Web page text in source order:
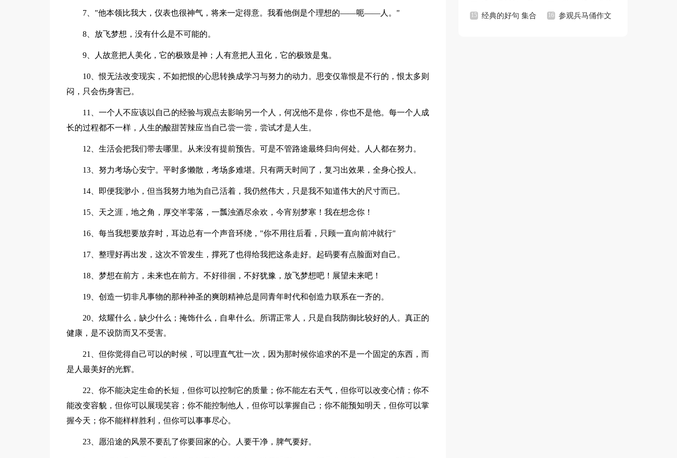
7、"他本领比我大，仪表也很神气，将来一定得意。我看他倒是个理想的——呃——人。"
8、放飞梦想，没有什么是不可能的。
9、人故意把人美化，它的极致是神；人有意把人丑化，它的极致是鬼。
10、恨无法改变现实，不如把恨的心思转换成学习与努力的动力。思变仅靠恨是不行的，恨太多则
闷，只会伤身害已。
11、一个人不应该以自己的经验与观点去影响另一个人，何况他不是你，你也不是他。每一个人成
长的过程都不一样，人生的酸甜苦辣应当自己尝一尝，尝试才是人生。
12、生活会把我们带去哪里。从来没有提前预告。可是不管路途最终归向何处。人人都在努力。
13、努力考场心安宁。平时多懒散，考场多难堪。只有两天时间了，复习出效果，全身心投人。
14、即便我渺小，但当我努力地为自己活着，我仍然伟大，只是我不知道伟大的尺寸而已。
15、天之涯，地之角，厚交半零落，一瓢浊酒尽余欢，今宵别梦寒！我在想念你！
16、每当我想要放弃时，耳边总有一个声音环绕，"你不用往后看，只顾一直向前冲就行"
17、整理好再出发，这次不管发生，撑死了也得给我把这条走好。起码要有点脸面对自己。
18、梦想在前方，未来也在前方。不好徘徊，不好犹豫，放飞梦想吧！展望未来吧！
19、创造一切非凡事物的那种神圣的爽朗精神总是同青年时代和创造力联系在一齐的。
20、炫耀什么，缺少什么；掩饰什么，自卑什么。所谓正常人，只是自我防御比较好的人。真正的
健康，是不设防而又不受害。
21、但你觉得自己可以的时候，可以理直气壮一次，因为那时候你追求的不是一个固定的东西，而
是人最美好的光辉。
22、你不能决定生命的长短，但你可以控制它的质量；你不能左右天气，但你可以改变心情；你不
能改变容貌，但你可以展现笑容；你不能控制他人，但你可以掌握自己；你不能预知明天，但你可以掌
握今天；你不能样样胜利，但你可以事事尽心。
23、愿沿途的风景不要乱了你要回家的心。人要干净，脾气要好。
15篇 个人工作总结(15篇)
经典的好句 集合 参观兵马俑作文